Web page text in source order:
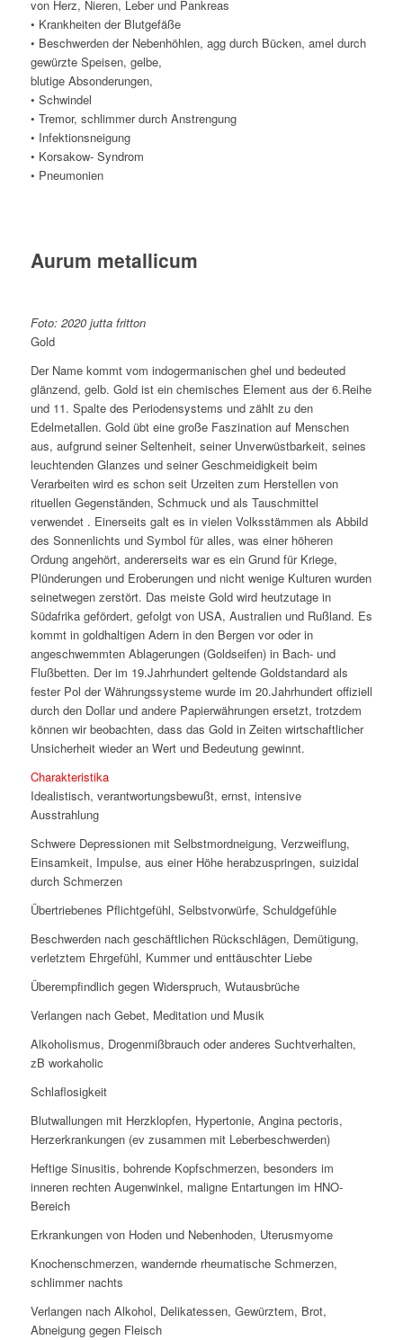
von Herz, Nieren, Leber und Pankreas
• Krankheiten der Blutgefäße
• Beschwerden der Nebenhöhlen, agg durch Bücken, amel durch
gewürzte Speisen, gelbe,
blutige Absonderungen,
• Schwindel
• Tremor, schlimmer durch Anstrengung
• Infektionsneigung
• Korsakow- Syndrom
• Pneumonien
Aurum metallicum
Foto: 2020 jutta fritton
Gold
Der Name kommt vom indogermanischen ghel und bedeuted
glänzend, gelb. Gold ist ein chemisches Element aus der 6.Reihe
und 11. Spalte des Periodensystems und zählt zu den
Edelmetallen. Gold übt eine große Faszination auf Menschen
aus, aufgrund seiner Seltenheit, seiner Unverwüstbarkeit, seines
leuchtenden Glanzes und seiner Geschmeidigkeit beim
Verarbeiten wird es schon seit Urzeiten zum Herstellen von
rituellen Gegenständen, Schmuck und als Tauschmittel
verwendet . Einerseits galt es in vielen Volksstämmen als Abbild
des Sonnenlichts und Symbol für alles, was einer höheren
Ordung angehört, andererseits war es ein Grund für Kriege,
Plünderungen und Eroberungen und nicht wenige Kulturen wurden
seinetwegen zerstört. Das meiste Gold wird heutzutage in
Südafrika gefördert, gefolgt von USA, Australien und Rußland. Es
kommt in goldhaltigen Adern in den Bergen vor oder in
angeschwemmten Ablagerungen (Goldseifen) in Bach- und
Flußbetten. Der im 19.Jahrhundert geltende Goldstandard als
fester Pol der Währungssysteme wurde im 20.Jahrhundert offiziell
durch den Dollar und andere Papierwährungen ersetzt, trotzdem
können wir beobachten, dass das Gold in Zeiten wirtschaftlicher
Unsicherheit wieder an Wert und Bedeutung gewinnt.
Charakteristika
Idealistisch, verantwortungsbewußt, ernst, intensive
Ausstrahlung
Schwere Depressionen mit Selbstmordneigung, Verzweiflung,
Einsamkeit, Impulse, aus einer Höhe herabzuspringen, suizidal
durch Schmerzen
Übertriebenes Pflichtgefühl, Selbstvorwürfe, Schuldgefühle
Beschwerden nach geschäftlichen Rückschlägen, Demütigung,
verletztem Ehrgefühl, Kummer und enttäuschter Liebe
Überempfindlich gegen Widerspruch, Wutausbrüche
Verlangen nach Gebet, Meditation und Musik
Alkoholismus, Drogenmißbrauch oder anderes Suchtverhalten,
zB workaholic
Schlaflosigkeit
Blutwallungen mit Herzklopfen, Hypertonie, Angina pectoris,
Herzerkrankungen (ev zusammen mit Leberbeschwerden)
Heftige Sinusitis, bohrende Kopfschmerzen, besonders im
inneren rechten Augenwinkel, maligne Entartungen im HNO-
Bereich
Erkrankungen von Hoden und Nebenhoden, Uterusmyome
Knochenschmerzen, wandernde rheumatische Schmerzen,
schlimmer nachts
Verlangen nach Alkohol, Delikatessen, Gewürztem, Brot,
Abneigung gegen Fleisch